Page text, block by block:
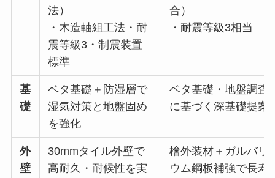
法）
・木造軸組工法・耐
震等級3・制震装置
標準
合）
・耐震等級3相当
基
礎
ベタ基礎＋防湿層で
湿気対策と地盤固め
を強化
ベタ基礎・地盤調査
に基づく深基礎提案
外
壁
30mmタイル外壁で
高耐久・耐候性を実
檜外装材＋ガルバリ
ウム鋼板補強で長寿